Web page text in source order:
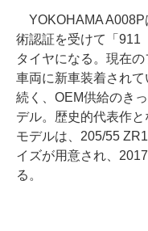
YOKOHAMA A008P
術認証を受けて「911
タイヤになる。現在
車両に新車装着され
続く、OEM供給のき
デル。歴史的代表作
モデルは、205/55
イズが用意され、
る。